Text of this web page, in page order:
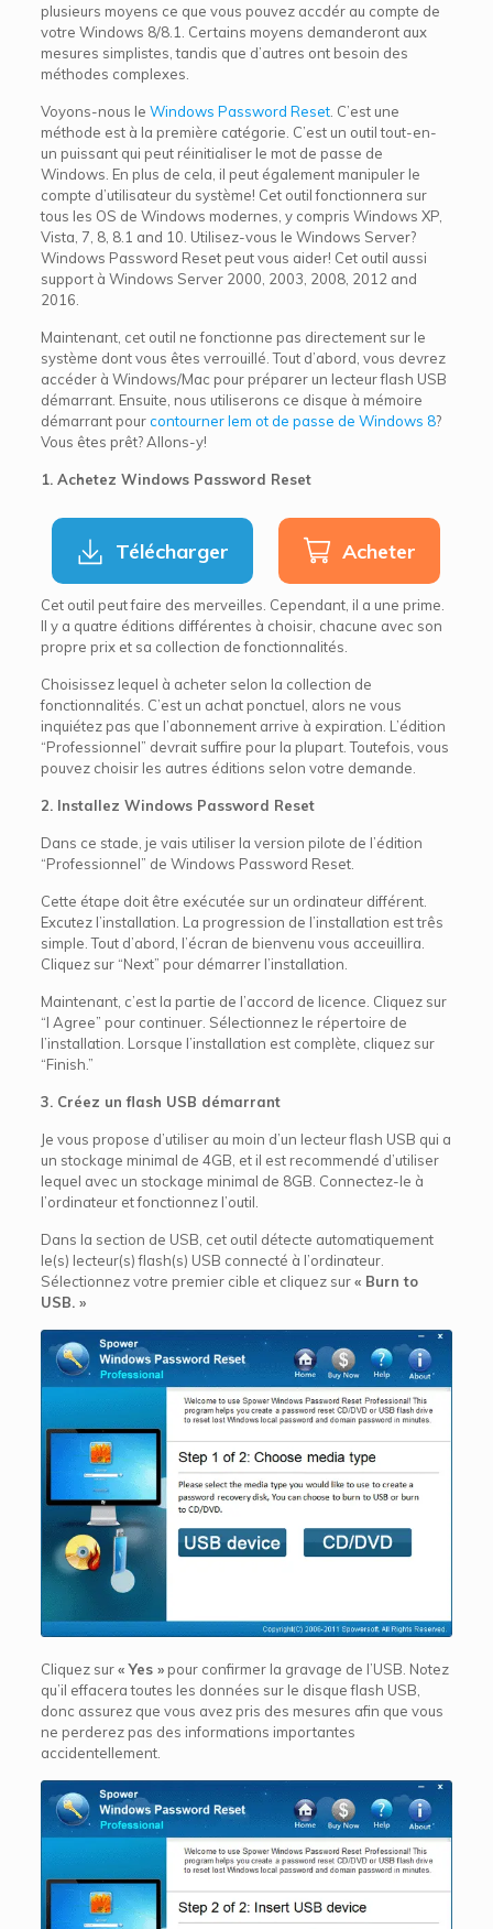
plusieurs moyens ce que vous pouvez accdér au compte de
votre Windows 8/8.1. Certains moyens demanderont aux
mesures simplistes, tandis que d’autres ont besoin des
méthodes complexes.
Voyons-nous le Windows Password Reset. C’est une
méthode est à la première catégorie. C’est un outil tout-en-
un puissant qui peut réinitialiser le mot de passe de
Windows. En plus de cela, il peut également manipuler le
compte d’utilisateur du système! Cet outil fonctionnera sur
tous les OS de Windows modernes, y compris Windows XP,
Vista, 7, 8, 8.1 and 10. Utilisez-vous le Windows Server?
Windows Password Reset peut vous aider! Cet outil aussi
support à Windows Server 2000, 2003, 2008, 2012 and
2016.
Maintenant, cet outil ne fonctionne pas directement sur le
système dont vous êtes verrouillé. Tout d’abord, vous devrez
accéder à Windows/Mac pour préparer un lecteur flash USB
démarrant. Ensuite, nous utiliserons ce disque à mémoire
démarrant pourcontourner lem ot de passe de Windows 8?
Vous êtes prêt? Allons-y!
1. Achetez Windows Password Reset
Télécharger Acheter
Cet outil peut faire des merveilles. Cependant, il a une prime.
Il y a quatre éditions différentes à choisir, chacune avec son
propre prix et sa collection de fonctionnalités.
Choisissez lequel à acheter selon la collection de
fonctionnalités. C’est un achat ponctuel, alors ne vous
inquiétez pas que l’abonnement arrive à expiration. L’édition
“Professionnel” devrait suffire pour la plupart. Toutefois, vous
pouvez choisir les autres éditions selon votre demande.
2. Installez Windows Password Reset
Dans ce stade, je vais utiliser la version pilote de l’édition
“Professionnel” de Windows Password Reset.
Cette étape doit être exécutée sur un ordinateur différent.
Excutez l’installation. La progression de l’installation est três
simple. Tout d’abord, l’écran de bienvenu vous acceuillira.
Cliquez sur “Next” pour démarrer l’installation.
Maintenant, c’est la partie de l’accord de licence. Cliquez sur
“I Agree” pour continuer. Sélectionnez le répertoire de
l’installation. Lorsque l’installation est complète, cliquez sur
“Finish.”
3. Créez un flash USB démarrant
Je vous propose d’utiliser au moin d’un lecteur flash USB qui a
un stockage minimal de 4GB, et il est recommendé d’utiliser
lequel avec un stockage minimal de 8GB. Connectez-le à
l’ordinateur et fonctionnez l’outil.
Dans la section de USB, cet outil détecte automatiquement
le(s) lecteur(s) flash(s) USB connecté à l’ordinateur.
Sélectionnez votre premier cible et cliquez sur« Burn to
USB. »
Cliquez sur« Yes »pour confirmer la gravage de l’USB. Notez
qu’il effacera toutes les données sur le disque flash USB,
donc assurez que vous avez pris des mesures afin que vous
ne perderez pas des informations importantes
accidentellement.